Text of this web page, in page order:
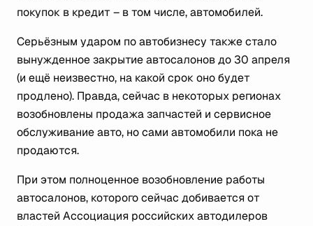
покупок в кредит – в том числе, автомобилей.
Серьёзным ударом по автобизнесу также стало
вынужденное закрытие автосалонов до 30 апреля
(и ещё неизвестно, на какой срок оно будет
продлено). Правда, сейчас в некоторых регионах
возобновлены продажа запчастей и сервисное
обслуживание авто, но сами автомобили пока не
продаются.
При этом полноценное возобновление работы
автосалонов, которого сейчас добивается от
властей Ассоциация российских автодилеров